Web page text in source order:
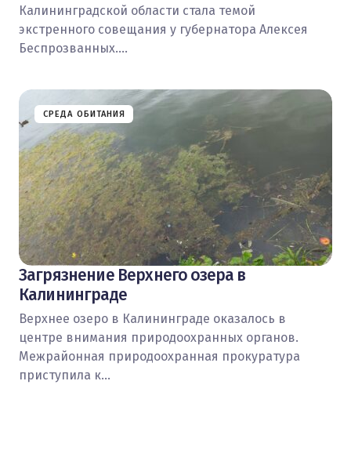
Калининградской области стала темой
экстренного совещания у губернатора Алексея
Беспрозванных.…
СРЕДА ОБИТАНИЯ
Загрязнение Верхнего озера в
Калининграде
Верхнее озеро в Калининграде оказалось в
центре внимания природоохранных органов.
Межрайонная природоохранная прокуратура
приступила к…